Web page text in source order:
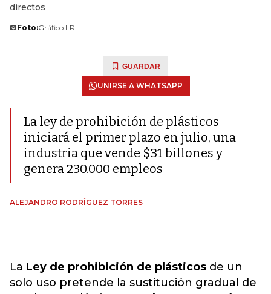
directos
Foto:Gráfico LR
GUARDAR
UNIRSE A WHATSAPP
La ley de prohibición de plásticos
iniciará el primer plazo en julio, una
industria que vende $31 billones y
genera 230.000 empleos
ALEJANDRO RODRÍGUEZ TORRES
La Ley de prohibición de plásticos de un
solo uso pretende la sustitución gradual de